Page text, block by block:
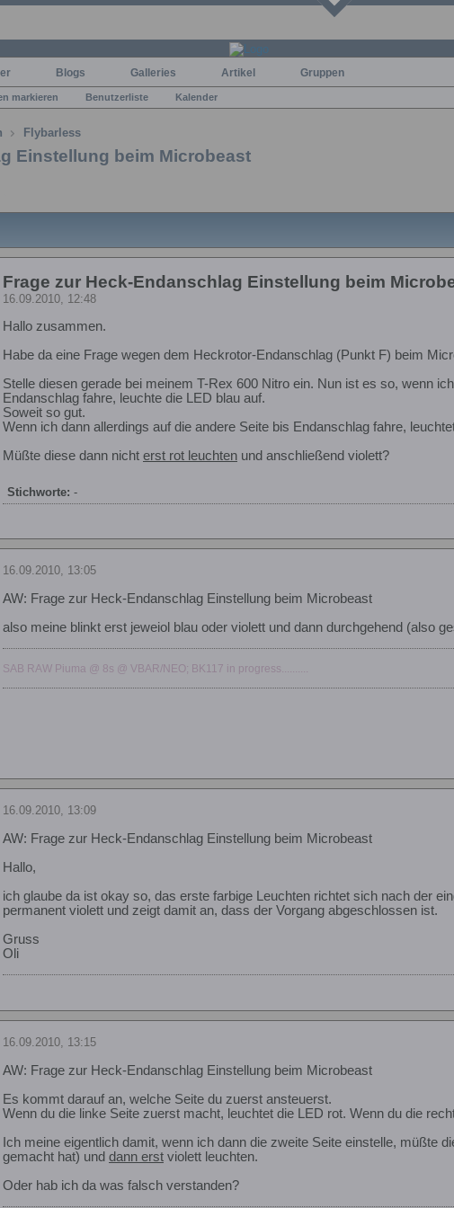
Blogs Galleries Artikel Gruppen
markieren Benutzerliste Kalender
Flybarless
Einstellung beim Microbeast
Frage zur Heck-Endanschlag Einstellung beim
16.09.2010, 12:48
Hallo zusammen.
Habe da eine Frage wegen dem Heckrotor-Endanschlag (Punkt F) beim
Stelle diesen gerade bei meinem T-Rex 600 Nitro ein. Nun ist es so, wenn
Endanschlag fahre, leuchte die LED blau auf.
Soweit so gut.
Wenn ich dann allerdings auf die andere Seite bis Endanschlag fahre,
Müßte diese dann nicht erst rot leuchten und anschließend violett?
Stichworte: -
16.09.2010, 13:05
AW: Frage zur Heck-Endanschlag Einstellung beim Microbeast
also meine blinkt erst jeweiol blau oder violett und dann durchgehend (also
SAB RAW Piuma @ 8s @ VBAR/NEO; BK117 in progress..........
16.09.2010, 13:09
AW: Frage zur Heck-Endanschlag Einstellung beim Microbeast
Hallo,
ich glaube da ist okay so, das erste farbige Leuchten richtet sich nach der
permanent violett und zeigt damit an, dass der Vorgang abgeschlossen ist.
Gruss
Oli
16.09.2010, 13:15
AW: Frage zur Heck-Endanschlag Einstellung beim Microbeast
Es kommt darauf an, welche Seite du zuerst ansteuerst.
Wenn du die linke Seite zuerst macht, leuchtet die LED rot. Wenn du die
Ich meine eigentlich damit, wenn ich dann die zweite Seite einstelle, müßte
gemacht hat) und dann erst violett leuchten.
Oder hab ich da was falsch verstanden?